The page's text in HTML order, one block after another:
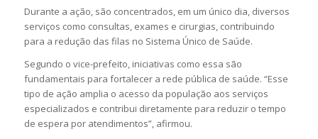
Durante a ação, são concentrados, em um único dia, diversos
serviços como consultas, exames e cirurgias, contribuindo
para a redução das filas no Sistema Único de Saúde.
Segundo o vice-prefeito, iniciativas como essa são
fundamentais para fortalecer a rede pública de saúde. “Esse
tipo de ação amplia o acesso da população aos serviços
especializados e contribui diretamente para reduzir o tempo
de espera por atendimentos”, afirmou.